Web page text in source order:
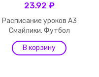
23.92 ₽
Расписание уроков А3
Смайлики. Футбол